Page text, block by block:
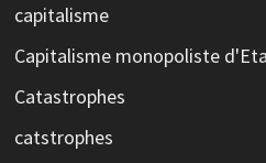
capitalisme
Capitalisme monopoliste
Catastrophes
catstrophes